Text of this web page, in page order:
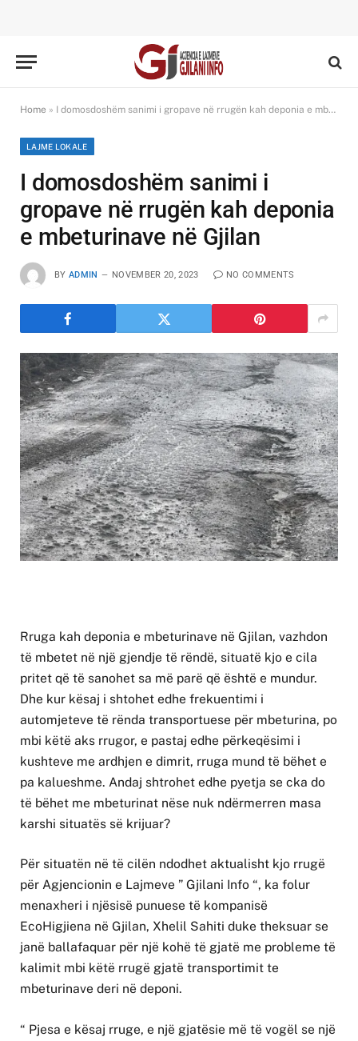
Home » I domosdoshëm sanimi i gropave në rrugën kah deponia e mbeturinave në Gjilan
LAJME LOKALE
I domosdoshëm sanimi i
gropave në rrugën kah deponia
e mbeturinave në Gjilan
BY ADMIN NOVEMBER 20, 2023 NO COMMENTS
Rruga kah deponia e mbeturinave në Gjilan, vazhdon
të mbetet në një gjendje të rëndë, situatë kjo e cila
pritet që të sanohet sa më parë që është e mundur.
Dhe kur kësaj i shtohet edhe frekuentimi i
automjeteve të rënda transportuese për mbeturina, po
mbi këtë aks rrugor, e pastaj edhe përkeqësimi i
kushteve me ardhjen e dimrit, rruga mund të bëhet e
pa kalueshme. Andaj shtrohet edhe pyetja se cka do
të bëhet me mbeturinat nëse nuk ndërmerren masa
karshi situatës së krijuar?
Për situatën në të cilën ndodhet aktualisht kjo rrugë
për Agjencionin e Lajmeve ” Gjilani Info “, ka folur
menaxheri i njësisë punuese të kompanisë
EcoHigjiena në Gjilan, Xhelil Sahiti duke theksuar se
janë ballafaquar për një kohë të gjatë me probleme të
kalimit mbi këtë rrugë gjatë transportimit te
mbeturinave deri në deponi.
“ Pjesa e kësaj rruge, e një gjatësie më të vogël se një